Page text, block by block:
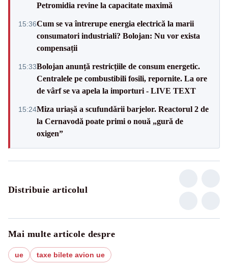
Petromidia revine la capacitate maximă
15:36Cum se va întrerupe energia electrică la marii
consumatori industriali? Bolojan: Nu vor exista
compensații
15:33Bolojan anunță restricțiile de consum energetic.
Centralele pe combustibili fosili, repornite. La ore
de vârf se va apela la importuri - LIVE TEXT
15:24Miza uriașă a scufundării barjelor. Reactorul 2 de
la Cernavodă poate primi o nouă „gură de
oxigen”
Distribuie articolul
Mai multe articole despre
ue taxe bilete avion ue